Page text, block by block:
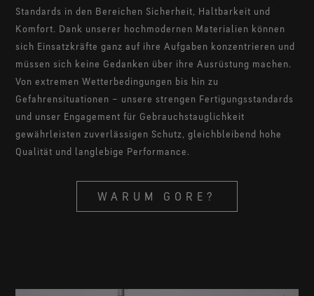
Standards in den Bereichen Sicherheit, Haltbarkeit und
Komfort. Dank unserer hochmodernen Materialien können
sich Einsatzkräfte ganz auf ihre Aufgaben konzentrieren und
müssen sich keine Gedanken über ihre Ausrüstung machen.
Von extremen Wetterbedingungen bis hin zu
Gefahrensituationen – unsere strengen Fertigungsstandards
und unser Engagement für Gebrauchstauglichkeit
gewährleisten zuverlässigen Schutz, gleichbleibend hohe
Qualität und langlebige Performance.
WARUM GORE?